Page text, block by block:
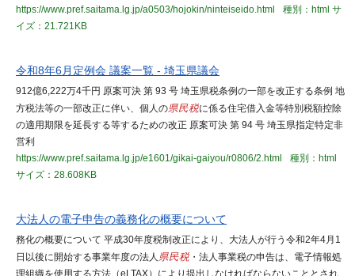
https://www.pref.saitama.lg.jp/a0503/hojokin/ninteiseido.html
種別：html サ
イズ：21.721KB
令和8年6月定例会 議案一覧 - 埼玉県議会
912億6,222万4千円 原案可決 第 93 号 埼玉県税条例の一部を改正する条例 地
方税法等の一部改正に伴い、個人の県民税に係る住宅借入金等特別税額控除
の適用期限を延長する等するための改正 原案可決 第 94 号 埼玉県指定特定非
営利
https://www.pref.saitama.lg.jp/e1601/gikai-gaiyou/r0806/2.html
種別：html
サイズ：28.608KB
大法人の電子申告の義務化の概要について
務化の概要について 平成30年度税制改正により、大法人が行う令和2年4月1
日以後に開始する事業年度の法人 県民税 ・法人事業税の申告は、電子情報処
理組織を使用する方法（eLTAX）により提出しなければならないこととされ